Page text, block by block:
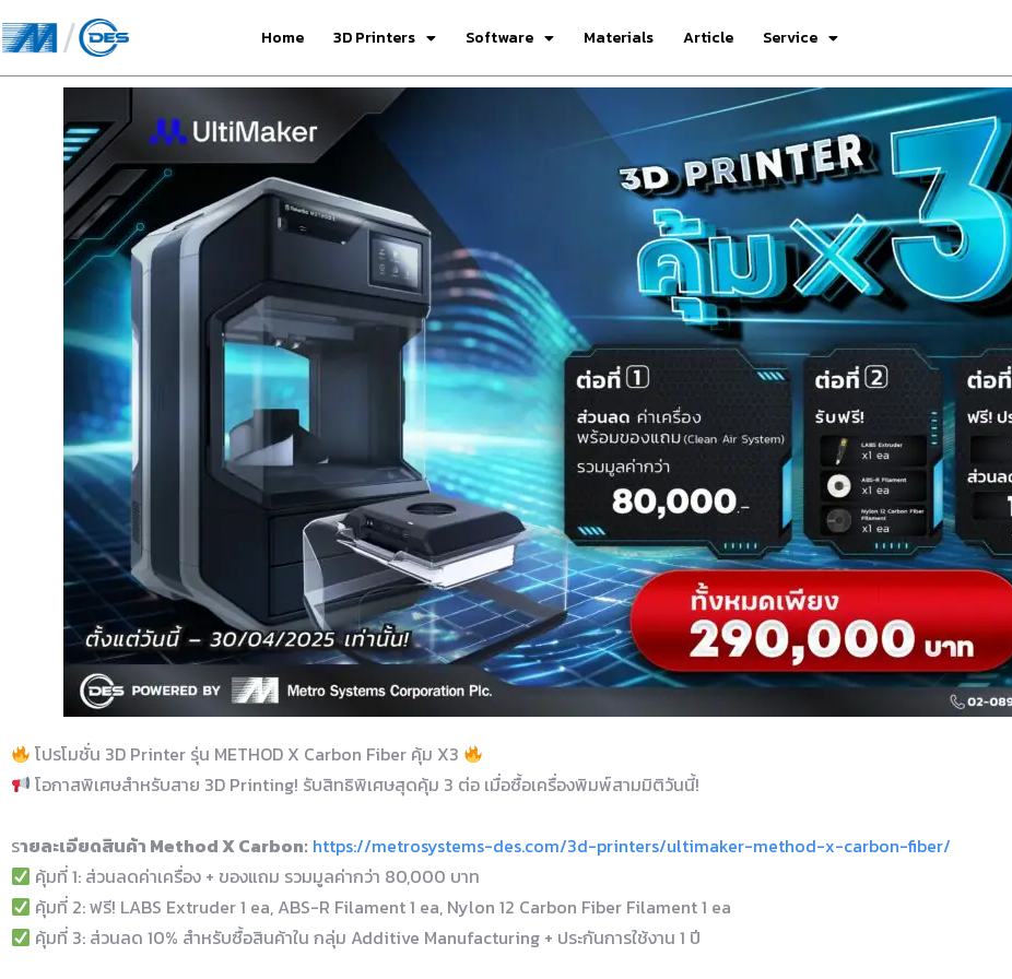
Home 3D Printers Software Materials Article Service
โปรโมชั่น 3D Printer รุ่น METHOD X Carbon Fiber คุ้ม X3
โอกาสพิเศษสำหรับสาย 3D Printing! รับสิทธิพิเศษสุดคุ้ม 3 ต่อ เมื่อซื้อเครื่องพิมพ์สามมิติวันนี้!
รายละเอียดสินค้า Method X Carbon: https://metrosystems-des.com/3d-printers/ultimaker-method-x-carbon-fiber/
คุ้มที่ 1: ส่วนลดค่าเครื่อง + ของแถม รวมมูลค่ากว่า 80,000 บาท
คุ้มที่ 2: ฟรี! LABS Extruder 1 ea, ABS-R Filament 1 ea, Nylon 12 Carbon Fiber Filament 1 ea
คุ้มที่ 3: ส่วนลด 10% สำหรับซื้อสินค้าใน กลุ่ม Additive Manufacturing + ประกันการใช้งาน 1 ปี